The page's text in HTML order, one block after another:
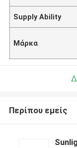
Supply Ability
Μάρκα
Περίπου εμείς